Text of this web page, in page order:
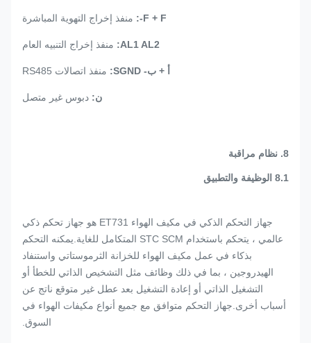
F + F-: منفذ إخراج التهوية المباشرة
AL1 AL2: منفذ إخراج التنبيه العام
أ + ب- SGND: منفذ اتصالات RS485
ن: دبوس غير متصل
8
. نظام مراقبة
8.1 الوظيفة والتطبيق
جهاز التحكم الذكي في مكيف الهواء ET731 هو جهاز تحكم ذكي
عالمي ، يتحكم باستخدام STC SCM المتكامل للغاية.يمكنه التحكم
بذكاء في عمل مكيف الهواء للخزانة الثرموستاتي واستنفاد
الهيدروجين ، بما في ذلك وظائف مثل التشخيص الذاتي للخطأ أو
التشغيل الذاتي أو إعادة التشغيل بعد عطل غير متوقع ناتج عن
أسباب أخرى.جهاز التحكم متوافق مع جميع أنواع مكيفات الهواء في
السوق.